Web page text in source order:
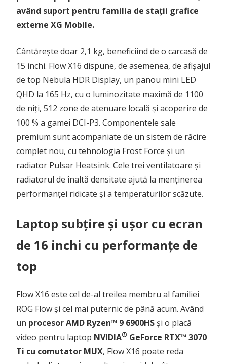
având suport pentru familia de stații grafice
externe XG Mobile.
Cântărește doar 2,1 kg, beneficiind de o carcasă de
15 inchi. Flow X16 dispune, de asemenea, de afișajul
de top Nebula HDR Display, un panou mini LED
QHD la 165 Hz, cu o luminozitate maximă de 1100
de niți, 512 zone de atenuare locală și acoperire de
100 % a gamei DCI-P3. Componentele sale
premium sunt acompaniate de un sistem de răcire
complet nou, cu tehnologia Frost Force și un
radiator Pulsar Heatsink. Cele trei ventilatoare și
radiatorul de înaltă densitate ajută la menținerea
performanței ridicate și a temperaturilor scăzute.
Laptop subțire și ușor cu ecran
de 16 inchi cu performanțe de
top
Flow X16 este cel de-al treilea membru al familiei
ROG Flow și cel mai puternic de până acum. Având
un procesor AMD Ryzen™ 9 6900HSși o placă
video pentru laptop NVIDIA® GeForce RTX™ 3070
Ti cu comutator MUX, Flow X16 poate reda